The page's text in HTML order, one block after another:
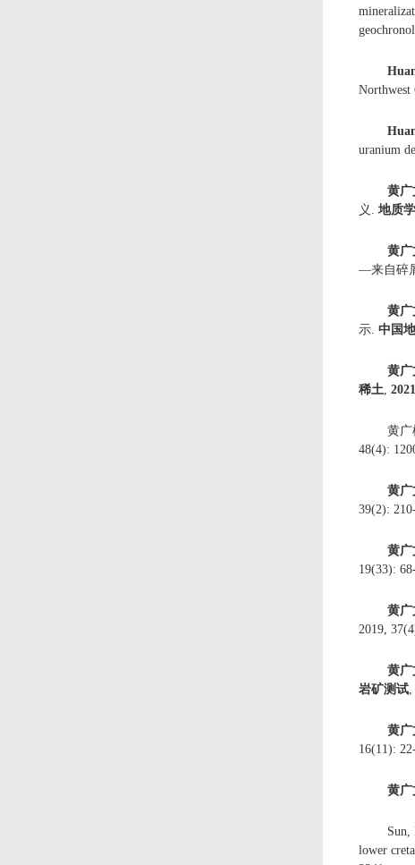
Northwest
uranium
黄广
义. 地质
黄广
—来自碎
黄广
示. 中国
黄广
稀土, 2021
黄广
48(4):
黄广
39(2):
黄广
19(33):
黄广
2019,
黄广
岩矿测试,
黄广
16(11):
黄广
lower